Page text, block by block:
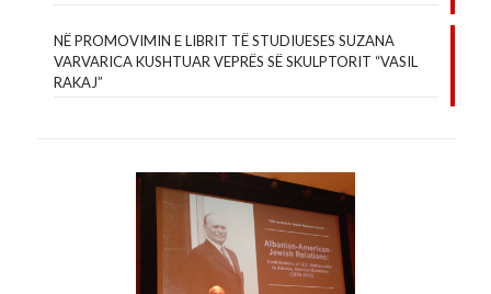
NË PROMOVIMIN E LIBRIT TË STUDIUESES SUZANA
VARVARICA KUSHTUAR VEPRËS SË SKULPTORIT “VASIL
RAKAJ”